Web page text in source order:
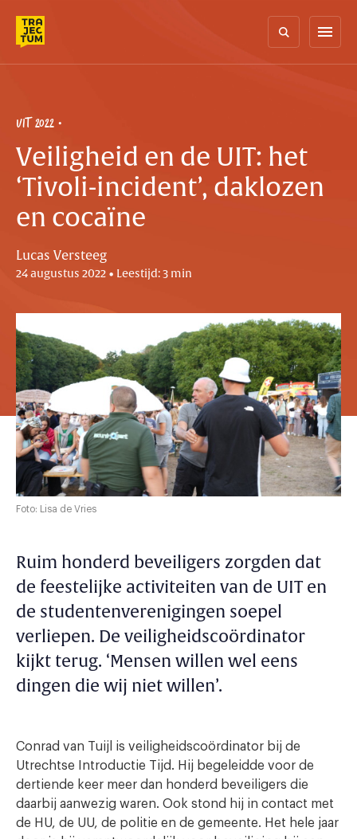
content
menu
UIT 2022
Veiligheid en de UIT: het
‘Tivoli-incident’, daklozen
en cocaïne
Lucas Versteeg
24 augustus 2022 • Leestijd: 3 min
Foto: Lisa de Vries
Ruim honderd beveiligers zorgden dat
de feestelijke activiteiten van de UIT en
de studentenverenigingen soepel
verliepen. De veiligheidscoördinator
kijkt terug. ‘Mensen willen wel eens
dingen die wij niet willen’.
Conrad van Tuijl is veiligheidscoördinator bij de
Utrechtse Introductie Tijd. Hij begeleidde voor de
dertiende keer meer dan honderd beveiligers die
daarbij aanwezig waren. Ook stond hij in contact met
de HU, de UU, de politie en de gemeente. Het hele jaar